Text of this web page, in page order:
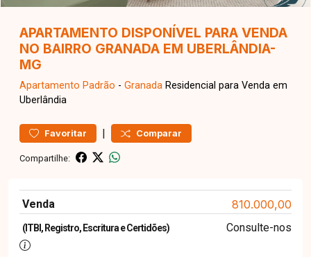
APARTAMENTO DISPONÍVEL PARA VENDA
NO BAIRRO GRANADA EM UBERLÂNDIA-
MG
Apartamento Padrão - Granada Residencial para Venda em
Uberlândia
Favoritar | Comparar
Compartilhe:
Venda 810.000,00
(ITBI, Registro, Escritura e Certidões) Consulte-nos